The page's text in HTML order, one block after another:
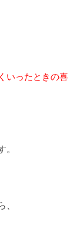
いったときの喜
。
、